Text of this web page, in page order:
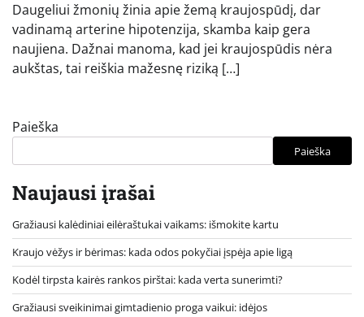
Daugeliui žmonių žinia apie žemą kraujospūdį, dar
vadinamą arterine hipotenzija, skamba kaip gera
naujiena. Dažnai manoma, kad jei kraujospūdis nėra
aukštas, tai reiškia mažesnę riziką […]
Paieška
Paieška
Naujausi įrašai
Gražiausi kalėdiniai eilėraštukai vaikams: išmokite kartu
Kraujo vėžys ir bėrimas: kada odos pokyčiai įspėja apie ligą
Kodėl tirpsta kairės rankos pirštai: kada verta sunerimti?
Gražiausi sveikinimai gimtadienio proga vaikui: idėjos